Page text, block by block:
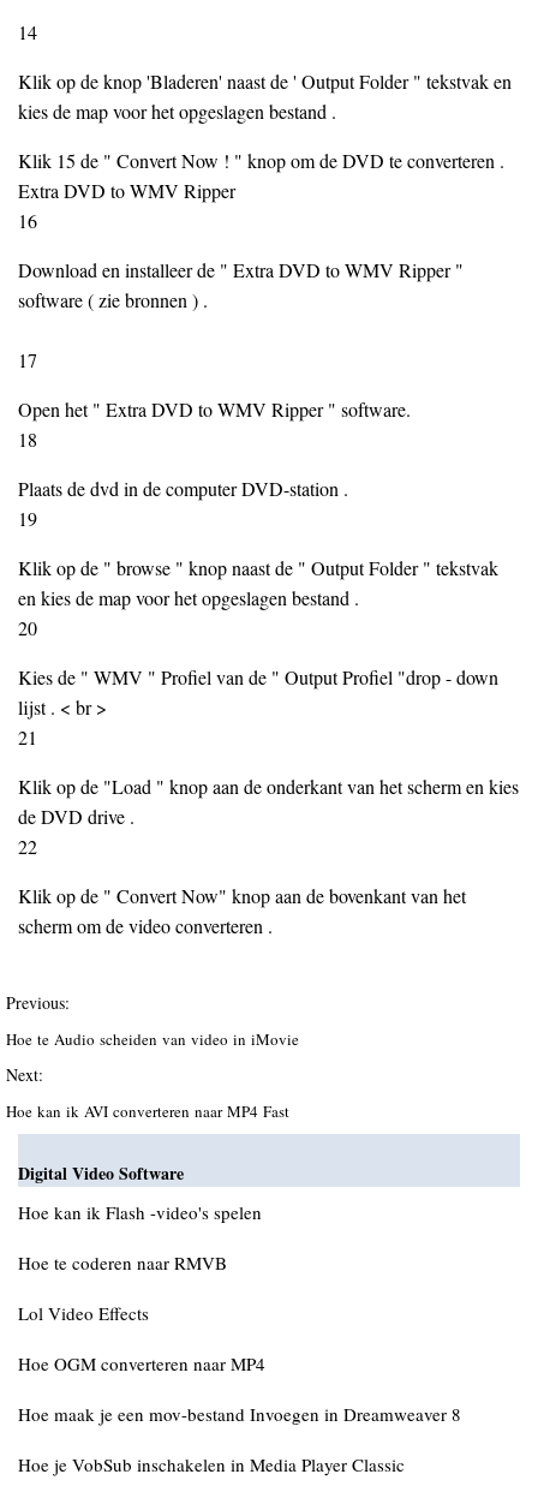
14
Klik op de knop 'Bladeren' naast de ' Output Folder " tekstvak en
kies de map voor het opgeslagen bestand .
Klik 15 de " Convert Now ! " knop om de DVD te converteren .
Extra DVD to WMV Ripper
16
Download en installeer de " Extra DVD to WMV Ripper "
software ( zie bronnen ) .
17
Open het " Extra DVD to WMV Ripper " software.
18
Plaats de dvd in de computer DVD-station .
19
Klik op de " browse " knop naast de " Output Folder " tekstvak
en kies de map voor het opgeslagen bestand .
20
Kies de " WMV " Profiel van de " Output Profiel "drop - down
lijst . < br >
21
Klik op de "Load " knop aan de onderkant van het scherm en kies
de DVD drive .
22
Klik op de " Convert Now" knop aan de bovenkant van het
scherm om de video converteren .
Previous:
Hoe te Audio scheiden van video in iMovie
Next:
Hoe kan ik AVI converteren naar MP4 Fast
Digital Video Software
Hoe kan ik Flash -video's spelen
Hoe te coderen naar RMVB
Lol Video Effects
Hoe OGM converteren naar MP4
Hoe maak je een mov-bestand Invoegen in Dreamweaver 8
Hoe je VobSub inschakelen in Media Player Classic